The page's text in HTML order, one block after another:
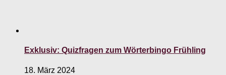
Exklusiv: Quizfragen zum Wörterbingo Frühling
18. März 2024